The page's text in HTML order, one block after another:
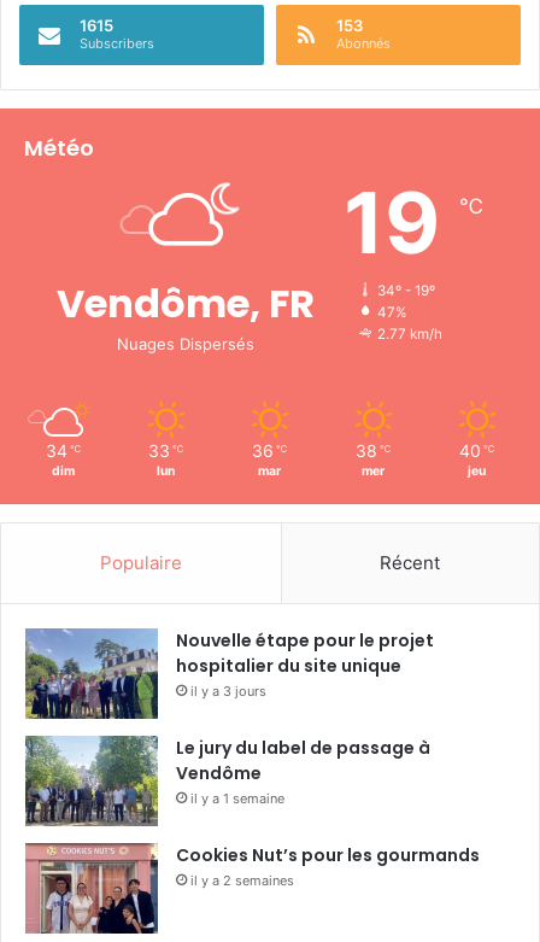
1615
Subscribers
153
Abonnés
Météo
Vendôme, FR
Nuages Dispersés
19 ℃
34º - 19º
47%
2.77 km/h
34 ℃
dim
33 ℃
lun
36 ℃
mar
38 ℃
mer
40 ℃
jeu
Populaire Récent
Nouvelle étape pour le projet
hospitalier du site unique
il y a 3 jours
Le jury du label de passage à
Vendôme
il y a 1 semaine
Cookies Nut’s pour les gourmands
il y a 2 semaines